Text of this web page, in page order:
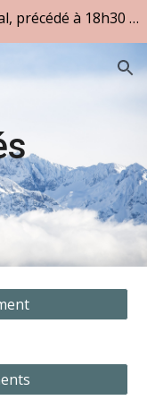
27 août 2026 à 19h - Conseil municipal, précédé à 18h30 des questions des citoyens